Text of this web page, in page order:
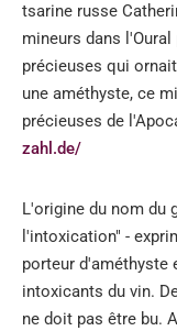
tsarine russe
mineurs dans
précieuses qui
une améthyste, ce
précieuses de
zahl.de/
L'origine du nom du
l'intoxication" -
porteur
intoxicants du vin.
ne doit pas être bu.